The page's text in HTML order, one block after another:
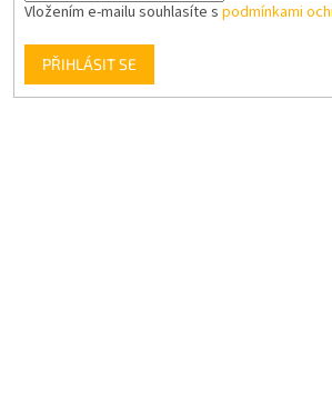
Vložením e-mailu souhlasíte s podmínkami
PŘIHLÁSIT SE